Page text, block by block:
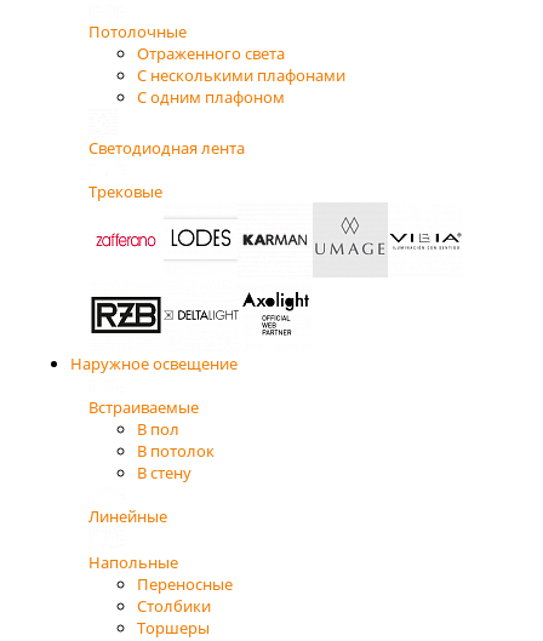
Потолочные
Отраженного света
С несколькими плафонами
С одним плафоном
Светодиодная лента
Трековые
Наружное освещение
Встраиваемые
В пол
В потолок
В стену
Линейные
Напольные
Переносные
Столбики
Торшеры